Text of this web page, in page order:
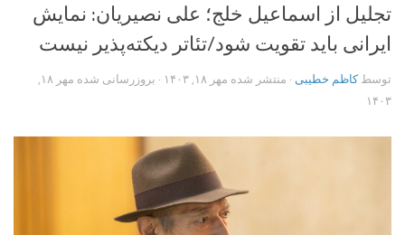
تجلیل از اسماعیل خلج؛ علی نصیریان: نمایش
ایرانی باید تقویت شود/تئاتر دیکته‌پذیر نیست
توسطکاظم خطیبی · منتشر شده مهر ۱۸, ۱۴۰۳ · بروزرسانی شده
مهر ۱۸,
۱۴۰۳